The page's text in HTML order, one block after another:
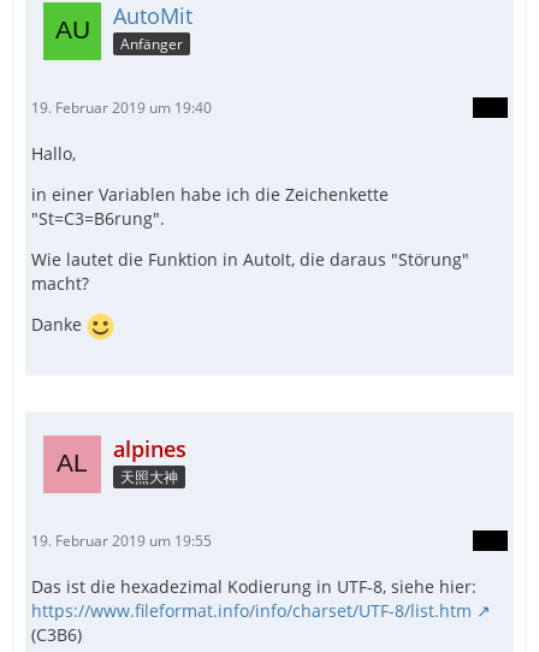
AutoMit
Anfänger
19. Februar 2019 um 19:40
Hallo,
in einer Variablen habe ich die Zeichenkette
"St=C3=B6rung".
Wie lautet die Funktion in AutoIt, die daraus "Störung"
macht?
Danke
alpines
天照大神
19. Februar 2019 um 19:55
Das ist die hexadezimal Kodierung in UTF-8, siehe hier:
https://www.fileformat.info/info/charset/UTF-8/list.htm
(C3B6)